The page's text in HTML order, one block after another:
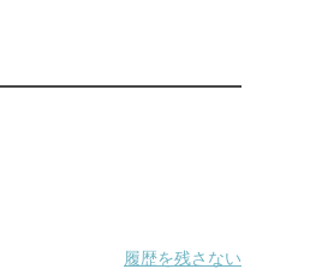
履歴を残さない